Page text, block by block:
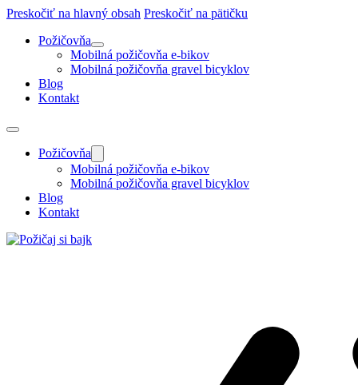
Preskočiť na hlavný obsah Preskočiť na pätičku
Požičovňa
Mobilná požičovňa e-bikov
Mobilná požičovňa gravel bicyklov
Blog
Kontakt
Požičovňa
Mobilná požičovňa e-bikov
Mobilná požičovňa gravel bicyklov
Blog
Kontakt